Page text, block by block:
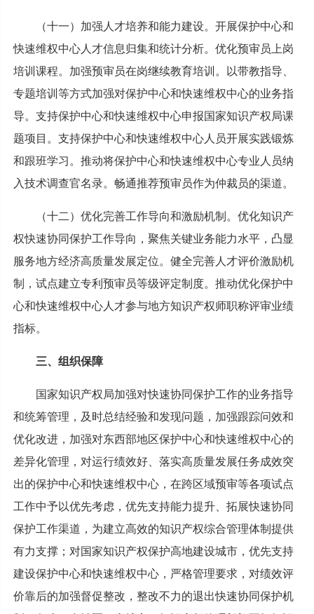
（十一）加强人才培养和能力建设。开展保护中心和
快速维权中心人才信息归集和统计分析。优化预审员上岗
培训课程。加强预审员在岗继续教育培训。以带教指导、
专题培训等方式加强对保护中心和快速维权中心的业务指
导。支持保护中心和快速维权中心申报国家知识产权局课
题项目。支持保护中心和快速维权中心人员开展实践锻炼
和跟班学习。推动将保护中心和快速维权中心专业人员纳
入技术调查官名录。畅通推荐预审员作为仲裁员的渠道。
（十二）优化完善工作导向和激励机制。优化知识产
权快速协同保护工作导向，聚焦关键业务能力水平，凸显
服务地方经济高质量发展定位。健全完善人才评价激励机
制，试点建立专利预审员等级评定制度。推动优化保护中
心和快速维权中心人才参与地方知识产权师职称评审业绩
指标。
三、组织保障
国家知识产权局加强对快速协同保护工作的业务指导
和统筹管理，及时总结经验和发现问题，加强跟踪问效和
优化改进，加强对东西部地区保护中心和快速维权中心的
差异化管理，对运行绩效好、落实高质量发展任务成效突
出的保护中心和快速维权中心，在跨区域预审等各项试点
工作中予以优先考虑，优先支持能力提升、拓展快速协同
保护工作渠道，为建立高效的知识产权综合管理体制提供
有力支撑；对国家知识产权保护高地建设城市，优先支持
建设保护中心和快速维权中心，严格管理要求，对绩效评
价靠后的加强督促整改，整改不力的退出快速协同保护机